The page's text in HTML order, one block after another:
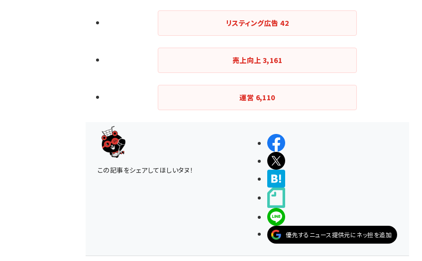
リスティング広告42
売上向上 3,161
運営 6,110
この記事をシェアしてほしいタヌ！
優先するニュース提供元にネッ担を追加